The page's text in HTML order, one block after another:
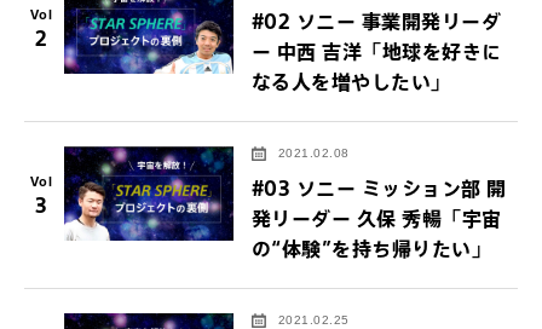
Vol
2
#02 ソニー 事業開発リーダ
ー 中西 吉洋「地球を好きに
なる人を増やしたい」
Vol
3
2021.02.08
#03 ソニー ミッション部 開
発リーダー 久保 秀暢「宇宙
の“体験”を持ち帰りたい」
2021.02.25